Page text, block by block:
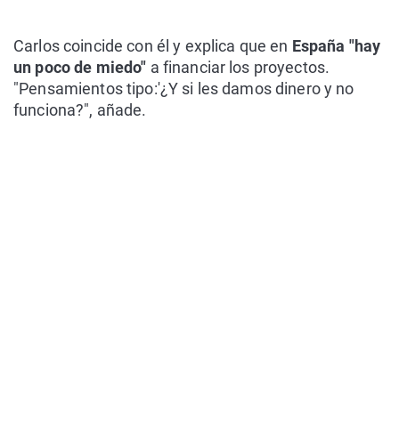
Carlos coincide con él y explica que en España "hay
un poco de miedo" a financiar los proyectos.
"Pensamientos tipo:'¿Y si les damos dinero y no
funciona?", añade.